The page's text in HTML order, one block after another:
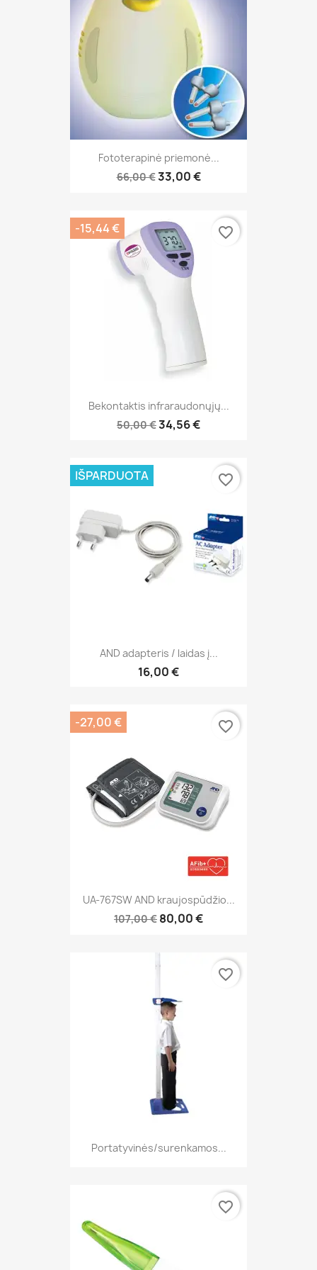
Fototerapinė priemonė...
66,00 €33,00 €
Bekontaktis infraraudonųjų...
50,00 €34,56 €
-15,44 € favorite_border
AND adapteris / laidas į...
16,00 €
IŠPARDUOTA favorite_border
UA-767SW AND kraujospūdžio...
107,00 € 80,00 €
-27,00 € favorite_border
Portatyvinės/surenkamos...
favorite_border
favorite_border